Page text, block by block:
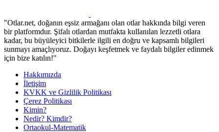
"Otlar.net, doğanın eşsiz armağanı olan otlar hakkında bilgi veren
bir platformdur. Şifalı otlardan mutfakta kullanılan lezzetli otlara
kadar, bu büyüleyici bitkilerle ilgili en doğru ve kapsamlı bilgileri
sunmayı amaçlıyoruz. Doğayı keşfetmek ve faydalı bilgiler edinmek
için bize katılın!"
Hakkımızda
İletişim
KVKK ve Gizlilik Politikası
Çerez Politikası
Kimin?
Nedir? Kimdir?
Ortaokul-Matematik